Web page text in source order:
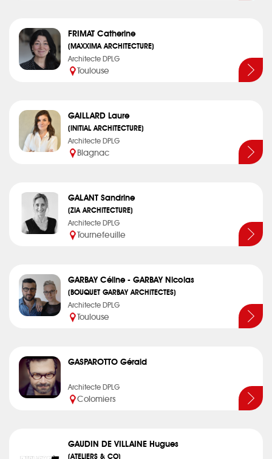
FRIMAT Catherine
(MAXXIMA ARCHITECTURE)
Architecte DPLG
Toulouse
GAILLARD Laure
(INITIAL ARCHITECTURE)
Architecte DPLG
Blagnac
GALANT Sandrine
(ZIA ARCHITECTURE)
Architecte DPLG
Tournefeuille
GARBAY Céline - GARBAY Nicolas
(BOUQUET GARBAY ARCHITECTES)
Architecte DPLG
Toulouse
GASPAROTTO Gérald
Architecte DPLG
Colomiers
GAUDIN DE VILLAINE Hugues
(ATELIERS & CO)